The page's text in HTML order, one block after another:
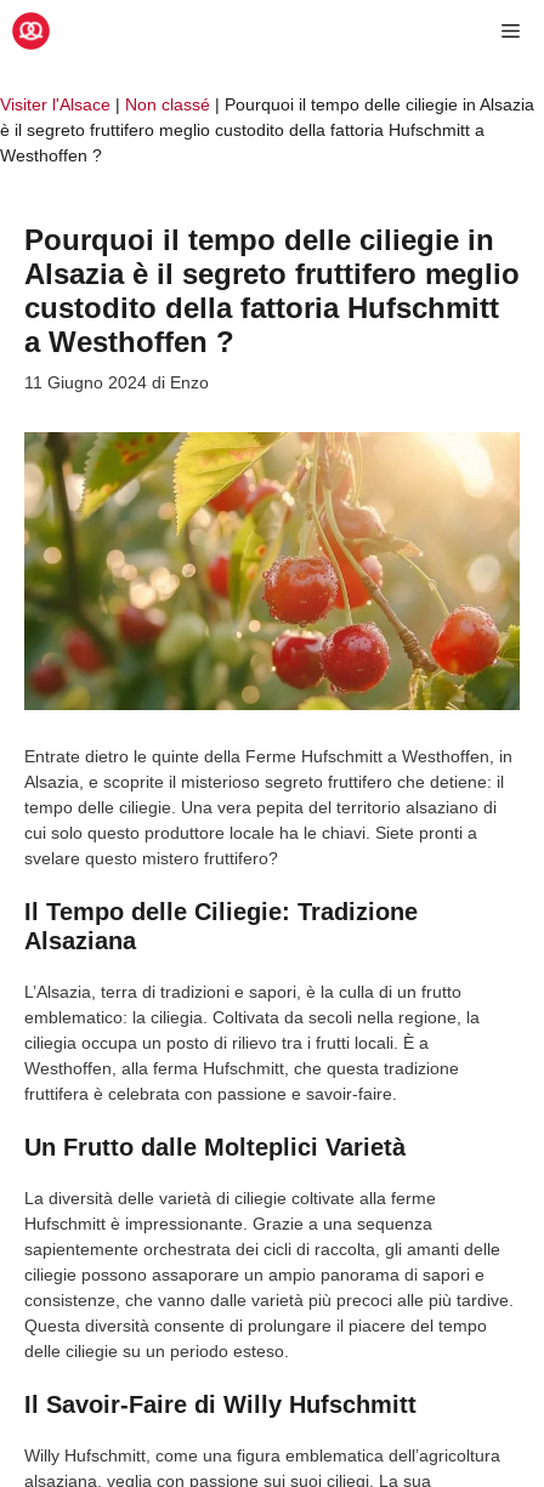
Vai
Visiter l'Alsace | Non classé | Pourquoi il tempo delle ciliegie in Alsazia
è il segreto fruttifero meglio custodito della fattoria Hufschmitt a
Westhoffen ?
Pourquoi il tempo delle ciliegie in
Alsazia è il segreto fruttifero meglio
custodito della fattoria Hufschmitt
a Westhoffen ?
11 Giugno 2024 di Enzo
Entrate dietro le quinte della Ferme Hufschmitt a Westhoffen, in
Alsazia, e scoprite il misterioso segreto fruttifero che detiene: il
tempo delle ciliegie. Una vera pepita del territorio alsaziano di
cui solo questo produttore locale ha le chiavi. Siete pronti a
svelare questo mistero fruttifero?
Il Tempo delle Ciliegie: Tradizione
Alsaziana
L’Alsazia, terra di tradizioni e sapori, è la culla di un frutto
emblematico: la ciliegia. Coltivata da secoli nella regione, la
ciliegia occupa un posto di rilievo tra i frutti locali. È a
Westhoffen, alla ferma Hufschmitt, che questa tradizione
fruttifera è celebrata con passione e savoir-faire.
Un Frutto dalle Molteplici Varietà
La diversità delle varietà di ciliegie coltivate alla ferme
Hufschmitt è impressionante. Grazie a una sequenza
sapientemente orchestrata dei cicli di raccolta, gli amanti delle
ciliegie possono assaporare un ampio panorama di sapori e
consistenze, che vanno dalle varietà più precoci alle più tardive.
Questa diversità consente di prolungare il piacere del tempo
delle ciliegie su un periodo esteso.
Il Savoir-Faire di Willy Hufschmitt
Willy Hufschmitt, come una figura emblematica dell’agricoltura
alsaziana, veglia con passione sui suoi ciliegi. La sua